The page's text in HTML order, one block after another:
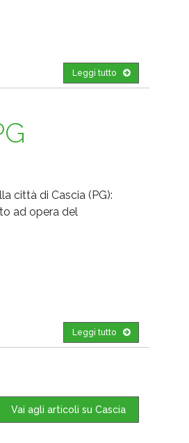
Leggi tutto
città di Cascia (PG):
ad opera del
Leggi tutto
Vai agli articoli su Cascia